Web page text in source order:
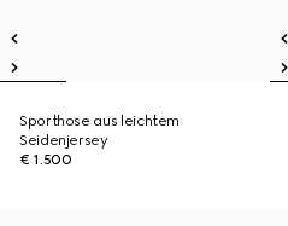
Sporthose aus leichtem
Seidenjersey
€ 1.500